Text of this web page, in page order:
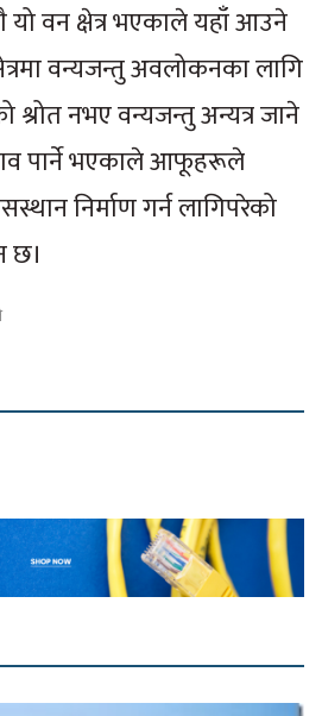
वन क्षेत्र भएकाले यहाँ आउने
वन्यजन्तु अवलोकनका लागि
श्रोत नभए वन्यजन्तु अन्यत्र जाने
पार्ने भएकाले आफूहरूले
निर्माण गर्न लागिपरेको
छ।